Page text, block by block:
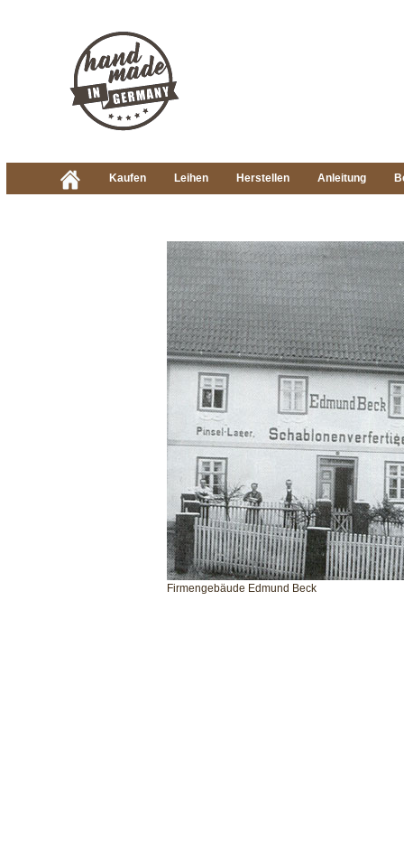
Kaufen Leihen Herstellen Anleitung
Firmengebäude Edmund Beck